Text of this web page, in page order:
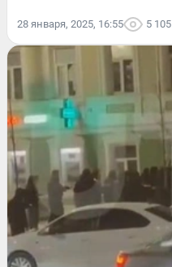
28 января, 2025, 16:55 5 105